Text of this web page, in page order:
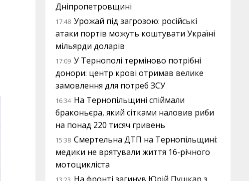
Дніпропетровщині
17:48 Урожай під загрозою: російські
атаки портів можуть коштувати Україні
мільярди доларів
17:09 У Тернополі терміново потрібні
донори: центр крові отримав велике
замовлення для потреб ЗСУ
16:34 На Тернопільщині спіймали
браконьєра, який сітками наловив риби
на понад 220 тисяч гривень
15:38 Смертельна ДТП на Тернопільщині:
медики не врятували життя 16-річного
мотоцикліста